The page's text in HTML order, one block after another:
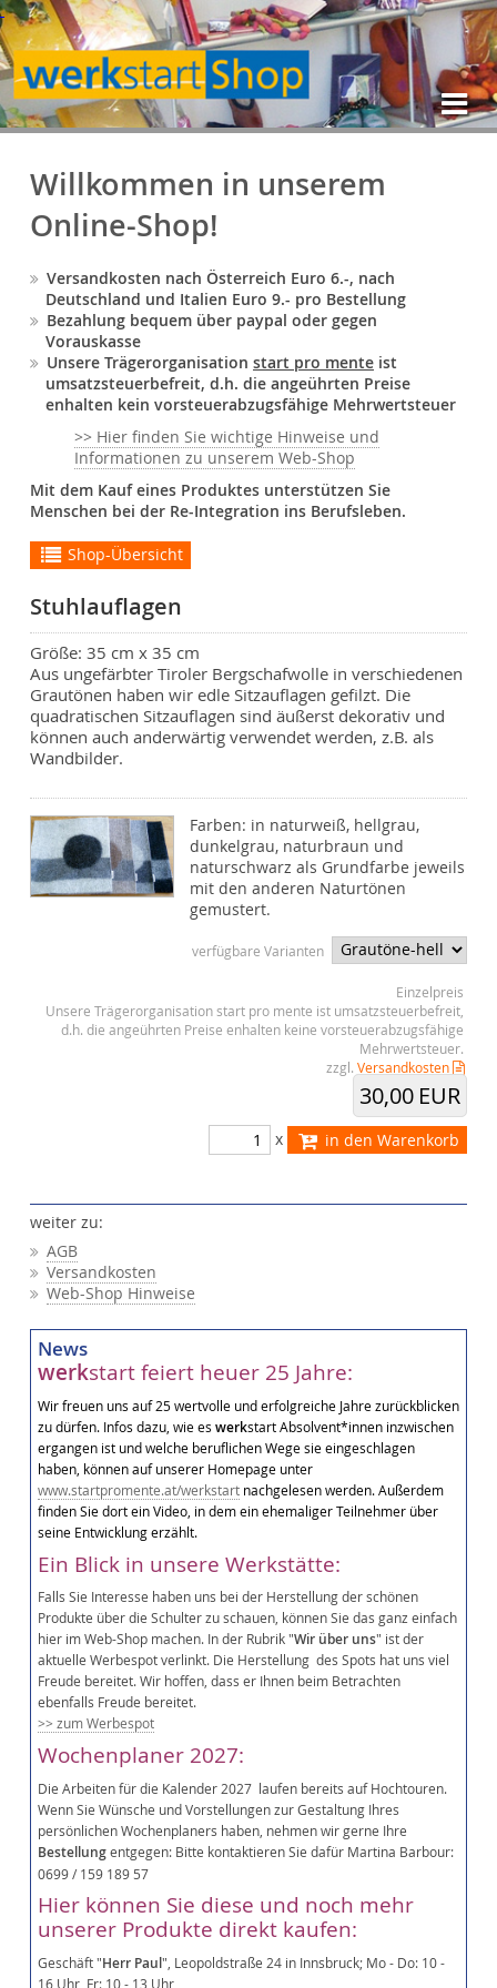
Willkommen in unserem
Online-Shop!
Versandkosten nach Österreich Euro 6.-, nach
Deutschland und Italien Euro 9.- pro Bestellung
Bezahlung bequem über paypal oder gegen
Vorauskasse
Unsere Trägerorganisation start pro menteist
umsatzsteuerbefreit, d.h. die angeührten Preise
enhalten kein vorsteuerabzugsfähige Mehrwertsteuer
>> Hier finden Sie wichtige Hinweise und
Informationen zu unserem Web-Shop
Mit dem Kauf eines Produktes unterstützen Sie
Menschen bei der Re-Integration ins Berufsleben.
Shop-Übersicht
Stuhlauflagen
Größe: 35 cm x 35 cm
Aus ungefärbter Tiroler Bergschafwolle in verschiedenen
Grautönen haben wir edle Sitzauflagen gefilzt. Die
quadratischen Sitzauflagen sind äußerst dekorativ und
können auch anderwärtig verwendet werden, z.B. als
Wandbilder.
Farben: in naturweiß, hellgrau,
dunkelgrau, naturbraun und
naturschwarz als Grundfarbe jeweils
mit den anderen Naturtönen
gemustert.
verfügbare Varianten
Einzelpreis
Unsere Trägerorganisation start pro mente ist umsatzsteuerbefreit,
d.h. die angeührten Preise enhalten keine vorsteuerabzugsfähige
Mehrwertsteuer.
zzgl. Versandkosten
30,00 EUR
x in den Warenkorb
weiter zu:
AGB
Versandkosten
Web-Shop Hinweise
News
werkstart feiert heuer 25 Jahre:
Wir freuen uns auf 25 wertvolle und erfolgreiche Jahre zurückblicken
zu dürfen. Infos dazu, wie es werkstart Absolvent*innen inzwischen
ergangen ist und welche beruflichen Wege sie eingeschlagen
haben, können auf unserer Homepage unter
www.startpromente.at/werkstartnachgelesen werden. Außerdem
finden Sie dort ein Video, in dem ein ehemaliger Teilnehmer über
seine Entwicklung erzählt.
Ein Blick in unsere Werkstätte:
Falls Sie Interesse haben uns bei der Herstellung der schönen
Produkte über die Schulter zu schauen, können Sie das ganz einfach
hier im Web-Shop machen. In der Rubrik "Wir über uns" ist der
aktuelle Werbespot verlinkt. Die Herstellung des Spots hat uns viel
Freude bereitet. Wir hoffen, dass er Ihnen beim Betrachten
ebenfalls Freude bereitet.
>> zum Werbespot
Wochenplaner 2027:
Die Arbeiten für die Kalender 2027 laufen bereits auf Hochtouren.
Wenn Sie Wünsche und Vorstellungen zur Gestaltung Ihres
persönlichen Wochenplaners haben, nehmen wir gerne Ihre
Bestellungentgegen: Bitte kontaktieren Sie dafür Martina Barbour:
0699 / 159 189 57
Hier können Sie diese und noch mehr
unserer Produkte direkt kaufen:
Geschäft "Herr Paul ", Leopoldstraße 24 in Innsbruck; Mo - Do: 10 -
16 Uhr, Fr: 10 - 13 Uhr